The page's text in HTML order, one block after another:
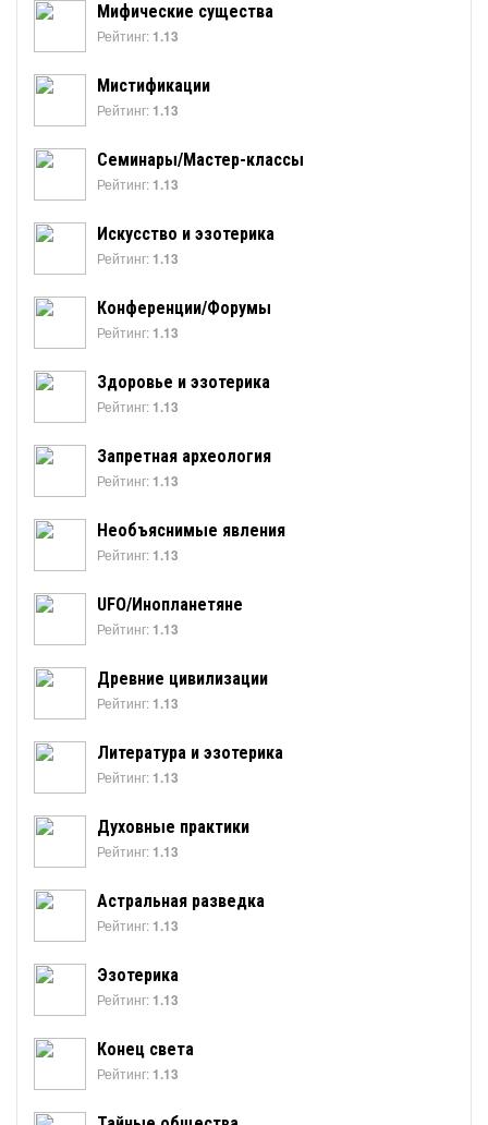
Мифические существа
Рейтинг: 1.13
Мистификации
Рейтинг: 1.13
Семинары/Мастер-классы
Рейтинг: 1.13
Искусство и эзотерика
Рейтинг: 1.13
Конференции/Форумы
Рейтинг: 1.13
Здоровье и эзотерика
Рейтинг: 1.13
Запретная археология
Рейтинг: 1.13
Необъяснимые явления
Рейтинг: 1.13
UFO/Инопланетяне
Рейтинг: 1.13
Древние цивилизации
Рейтинг: 1.13
Литература и эзотерика
Рейтинг: 1.13
Духовные практики
Рейтинг: 1.13
Астральная разведка
Рейтинг: 1.13
Эзотерика
Рейтинг: 1.13
Конец света
Рейтинг: 1.13